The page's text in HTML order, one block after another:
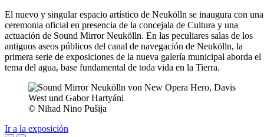
El nuevo y singular espacio artístico de Neukölln se inaugura con una
ceremonia oficial en presencia de la concejala de Cultura y una
actuación de Sound Mirror Neukölln. En las peculiares salas de los
antiguos aseos públicos del canal de navegación de Neukölln, la
primera serie de exposiciones de la nueva galería municipal aborda el
tema del agua, base fundamental de toda vida en la Tierra.
© Nihad Nino Pušija
Ir a la exposición